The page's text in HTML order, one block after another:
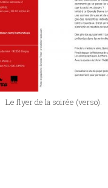
Le flyer de la soirée (verso).